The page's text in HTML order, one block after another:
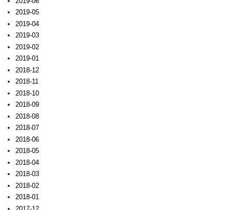
2019-05
2019-04
2019-03
2019-02
2019-01
2018-12
2018-11
2018-10
2018-09
2018-08
2018-07
2018-06
2018-05
2018-04
2018-03
2018-02
2018-01